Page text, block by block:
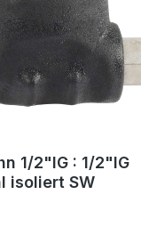
1/2"IG : 1/2"IG
isoliert SW